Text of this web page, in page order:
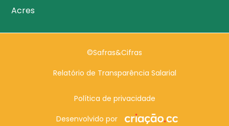
Acres
©Safras&Cifras
Relatório de Transparência Salarial
Política de privacidade
Desenvolvido por